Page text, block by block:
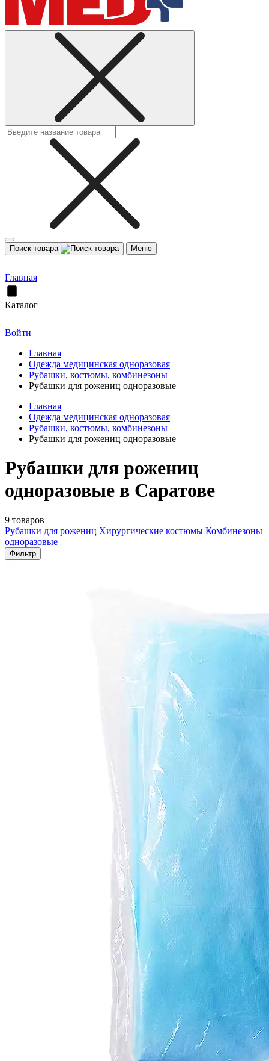
Поиск товара Меню
Главная
Каталог
Войти
Главная
Одежда медицинская одноразовая
Рубашки, костюмы, комбинезоны
Рубашки для рожениц одноразовые
Главная
Одежда медицинская одноразовая
Рубашки, костюмы, комбинезоны
Рубашки для рожениц одноразовые
Рубашки для рожениц
одноразовые в Саратове
9 товаров
Рубашки для рожениц Хирургические костюмы Комбинезоны
одноразовые
Фильтр